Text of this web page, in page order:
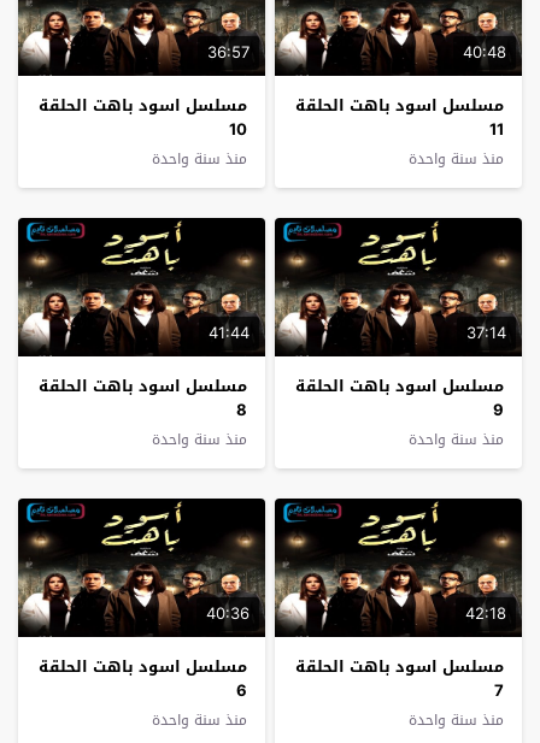
40:48
مسلسل اسود باهت الحلقة
11
منذ سنة واحدة
36:57
مسلسل اسود باهت الحلقة
10
منذ سنة واحدة
37:14
مسلسل اسود باهت الحلقة
9
منذ سنة واحدة
41:44
مسلسل اسود باهت الحلقة
8
منذ سنة واحدة
42:18
مسلسل اسود باهت الحلقة
7
منذ سنة واحدة
40:36
مسلسل اسود باهت الحلقة
6
منذ سنة واحدة